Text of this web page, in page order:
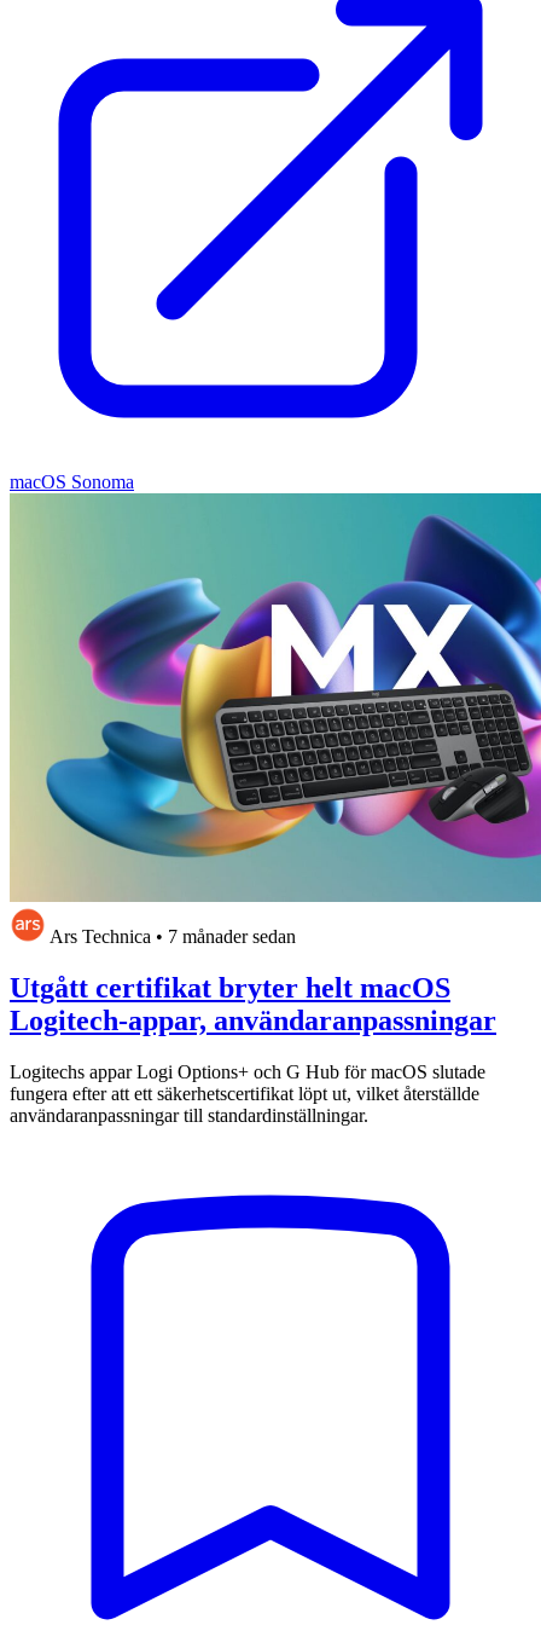
macOS Sonoma
Ars Technica • 7 månader sedan
Utgått certifikat bryter helt macOS
Logitech-appar, användaranpassningar
Logitechs appar Logi Options+ och G Hub för macOS slutade
fungera efter att ett säkerhetscertifikat löpt ut, vilket återställde
användaranpassningar till standardinställningar.